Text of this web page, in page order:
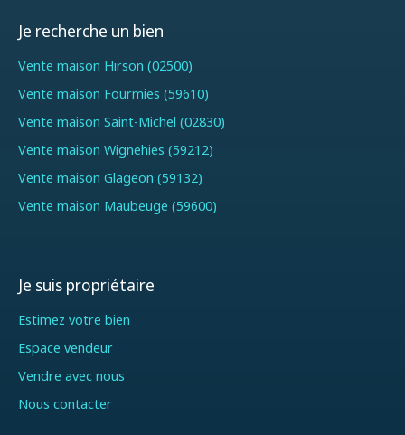
Je recherche un bien
Vente maison Hirson (02500)
Vente maison Fourmies (59610)
Vente maison Saint-Michel (02830)
Vente maison Wignehies (59212)
Vente maison Glageon (59132)
Vente maison Maubeuge (59600)
Je suis propriétaire
Estimez votre bien
Espace vendeur
Vendre avec nous
Nous contacter